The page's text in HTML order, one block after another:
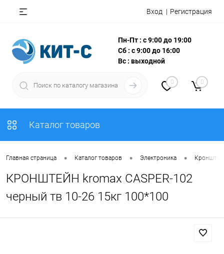
Вход Регистрация
Пн-Пт : с 9:00 до 19:00
Сб : с 9:00 до 16:00
Вс : выходной
0 0
Каталог товаров
Главная страница • Каталог товаров • Электроника •
КРОНШТЕЙН kromax CASPER-102
черный тв 10-26 15кг 100*100